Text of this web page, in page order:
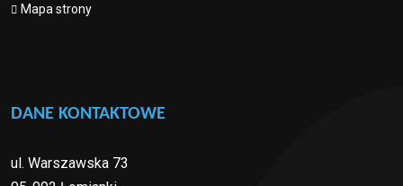
Mapa strony
DANE KONTAKTOWE
ul. Warszawska 73